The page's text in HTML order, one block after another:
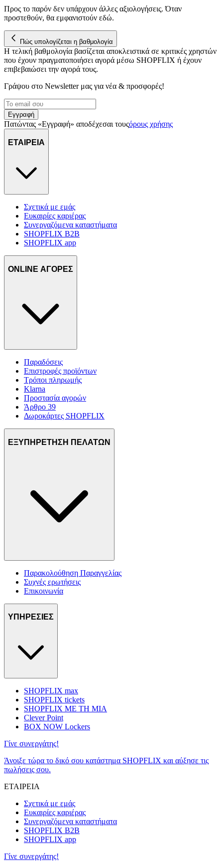
Προς το παρόν δεν υπάρχουν άλλες αξιολογήσεις. Όταν
προστεθούν, θα εμφανιστούν εδώ.
Πώς υπολογίζεται η βαθμολογία
Η τελική βαθμολογία βασίζεται αποκλειστικά σε κριτικές χρηστών
που έχουν πραγματοποιήσει αγορά μέσω SHOPFLIX ή έχουν
επιβεβαιώσει την αγορά τους.
Γράψου στο Νewsletter μας για νέα & προσφορές!
Εγγραφή
Πατώντας «Εγγραφή» αποδέχεσαι τουςόρους χρήσης
ΕΤΑΙΡΕΙΑ
Σχετικά με εμάς
Ευκαιρίες καριέρας
Συνεργαζόμενα καταστήματα
SHOPFLIX B2B
SHOPFLIX app
ONLINE ΑΓΟΡΕΣ
Παραδόσεις
Επιστροφές προϊόντων
Τρόποι πληρωμής
Klarna
Προστασία αγορών
Άρθρο 39
Δωροκάρτες SHOPFLIX
ΕΞΥΠΗΡΕΤΗΣΗ ΠΕΛΑΤΩΝ
Παρακολούθηση Παραγγελίας
Συχνές ερωτήσεις
Επικοινωνία
ΥΠΗΡΕΣΙΕΣ
SHOPFLIX max
SHOPFLIX tickets
SHOPFLIX ΜΕ ΤΗ ΜΙΑ
Clever Point
BOX NOW Lockers
Γίνε συνεργάτης!
Άνοιξε τώρα το δικό σου κατάστημα SHOPFLIX και αύξησε τις
πωλήσεις σου.
ΕΤΑΙΡΕΙΑ
Σχετικά με εμάς
Ευκαιρίες καριέρας
Συνεργαζόμενα καταστήματα
SHOPFLIX B2B
SHOPFLIX app
Γίνε συνεργάτης!